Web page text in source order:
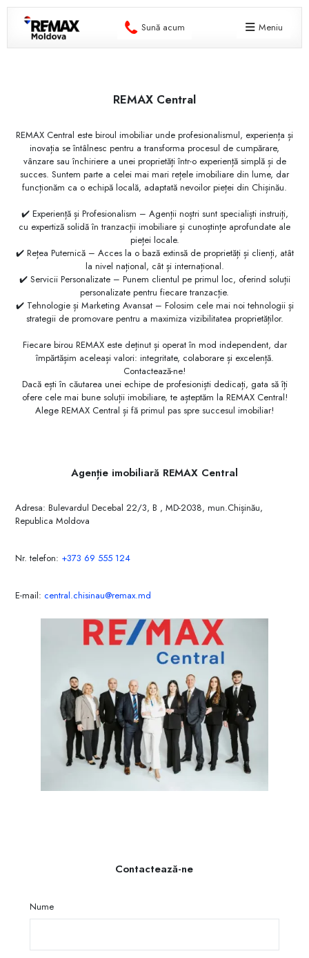
Sună acum Meniu
REMAX Central
REMAX Central este biroul imobiliar unde profesionalismul, experiența și
inovația se întâlnesc pentru a transforma procesul de cumpărare,
vânzare sau închiriere a unei proprietăți într-o experiență simplă și de
succes. Suntem parte a celei mai mari rețele imobiliare din lume, dar
funcționăm ca o echipă locală, adaptată nevoilor pieței din Chișinău.
✔️ Experiență și Profesionalism – Agenții noștri sunt specialiști instruiți,
cu expertiză solidă în tranzacții imobiliare și cunoștințe aprofundate ale
pieței locale.
✔️ Rețea Puternică – Acces la o bază extinsă de proprietăți și clienți, atât
la nivel național, cât și internațional.
✔️ Servicii Personalizate – Punem clientul pe primul loc, oferind soluții
personalizate pentru fiecare tranzacție.
✔️ Tehnologie și Marketing Avansat – Folosim cele mai noi tehnologii și
strategii de promovare pentru a maximiza vizibilitatea proprietăților.
Fiecare birou REMAX este deținut și operat în mod independent, dar
împărtășim aceleași valori: integritate, colaborare și excelență.
Contactează-ne!
Dacă ești în căutarea unei echipe de profesioniști dedicați, gata să îți
ofere cele mai bune soluții imobiliare, te așteptăm la REMAX Central!
Alege REMAX Central și fă primul pas spre succesul imobiliar!
Agenție imobiliară REMAX Central
Adresa: Bulevardul Decebal 22/3, B , MD-2038, mun.Chișinău,
Republica Moldova
Nr. telefon: +373 69 555 124
E-mail: central.chisinau@remax.md
Contactează-ne
Nume